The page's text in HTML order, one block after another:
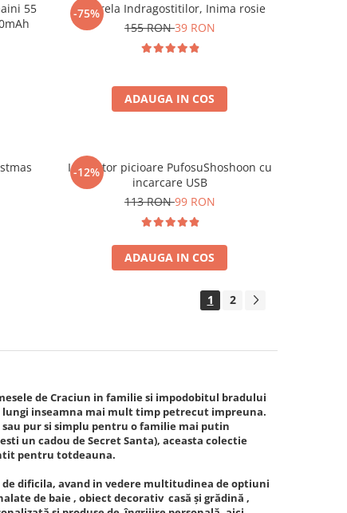
55
-75%
Umbrela Indragostitilor, Inima rosie
155 RON39 RON
ADAUGA IN COS
-12%
Incalzitor picioare PufosuShoshoon cu
incarcare USB
113 RON99 RON
ADAUGA IN COS
1 2
de Craciun in familie si impodobitul bradului
inseamna mai mult timp petrecut impreuna.
pur si simplu pentru o familie mai putin
un cadou de Secret Santa), aceasta colectie
pentru totdeauna.
dificila, avand in vedere multitudinea de optiuni
de baie , obiect decorativ casă și grădină ,